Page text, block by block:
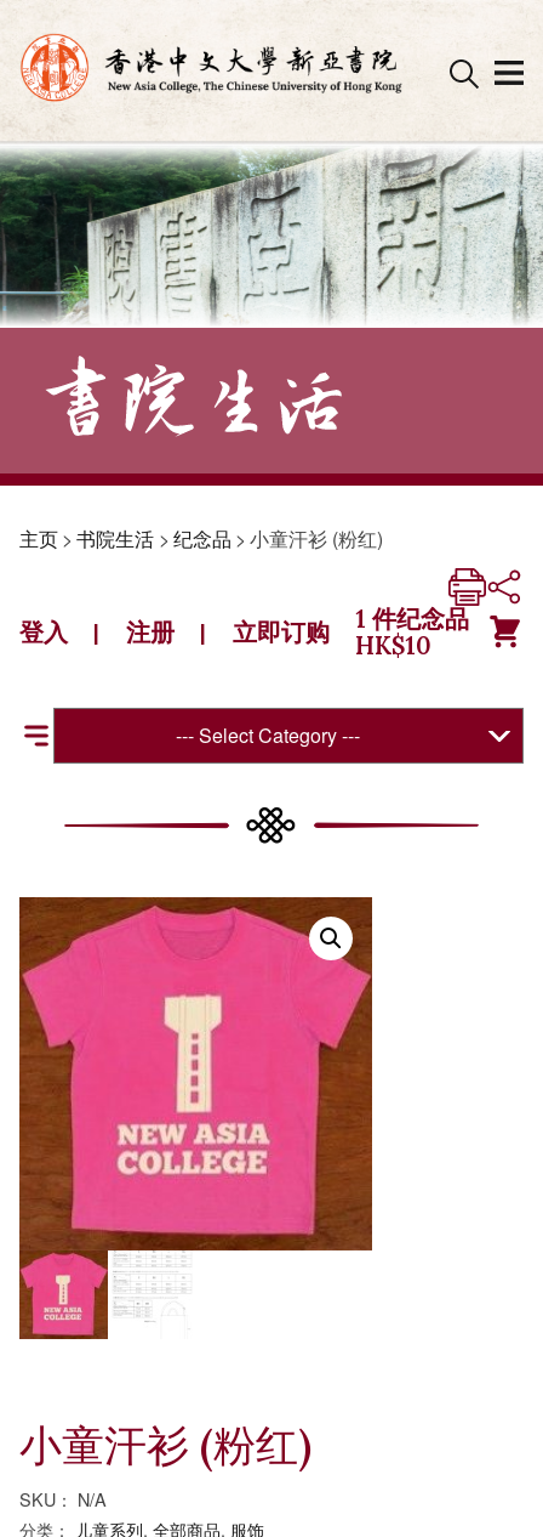
Skip
to
content
主页> 书院生活 > 纪念品 > 小童汗衫 (粉红)
登入 | 注册 | 立即订购 1 件纪念品
HK$10
--- Select Category ---
小童汗衫 (粉红)
SKU： N/A
分类：
儿童系列, 全部商品, 服饰